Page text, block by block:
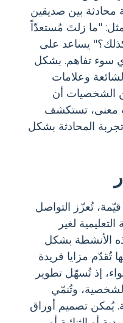
محادثة بين صديقين
مثل: "ما زلتَ مُستعدّاً
كذلك؟" يساعد على
سوء تفاهم. بشكل
وعلامات
الشخصيات أن
معنى، تستكشف
المحادثة بشكل
تُعزّز التواصل
لغير
الأنشطة بشكل
مزايا فريدة
إذ تُسهّل تطوير
وتُنمّي
يُمكن تصميم أوراق